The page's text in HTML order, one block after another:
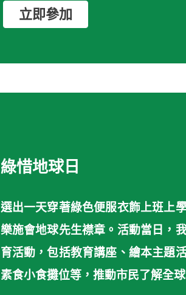
立即參加
綠惜地球日
選出一天穿著綠色便服衣飾上班上
樂施會地球先生襟章。活動當日，
育活動，包括教育講座、繪本主題
素食小食攤位等，推動市民了解全